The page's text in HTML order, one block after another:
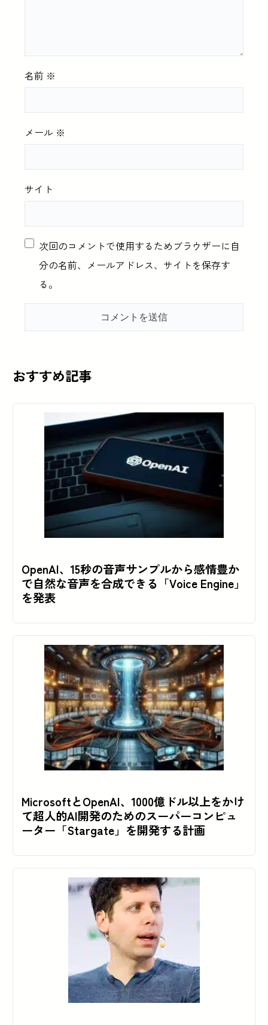
名前 ※
メール ※
サイト
次回のコメントで使用するためブラウザーに自
分の名前、メールアドレス、サイトを保存す
る。
おすすめ記事
OpenAI、15秒の音声サンプルから感情豊か
で自然な音声を合成できる「Voice Engine」
を発表
MicrosoftとOpenAI、1000億ドル以上をかけ
て超人的AI開発のためのスーパーコンピュ
ーター「Stargate」を開発する計画